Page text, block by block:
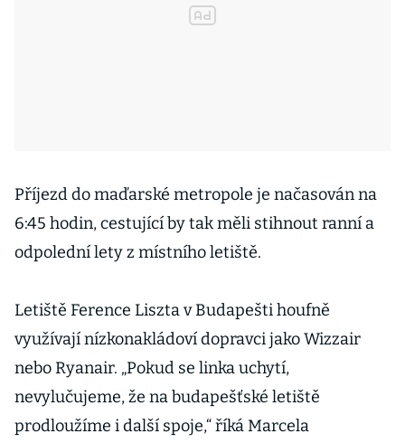
Příjezd do maďarské metropole je načasován na
6:45 hodin, cestující by tak měli stihnout ranní a
odpolední lety z místního letiště.
Letiště Ference Liszta v Budapešti houfně
využívají nízkonakládoví dopravci jako Wizzair
nebo Ryanair. „Pokud se linka uchytí,
nevylučujeme, že na budapešťské letiště
prodloužíme i další spoje,“ říká Marcela